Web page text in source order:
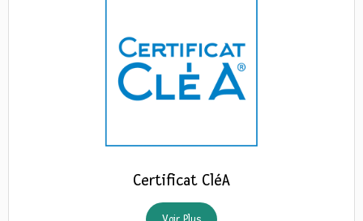
Certificat CléA